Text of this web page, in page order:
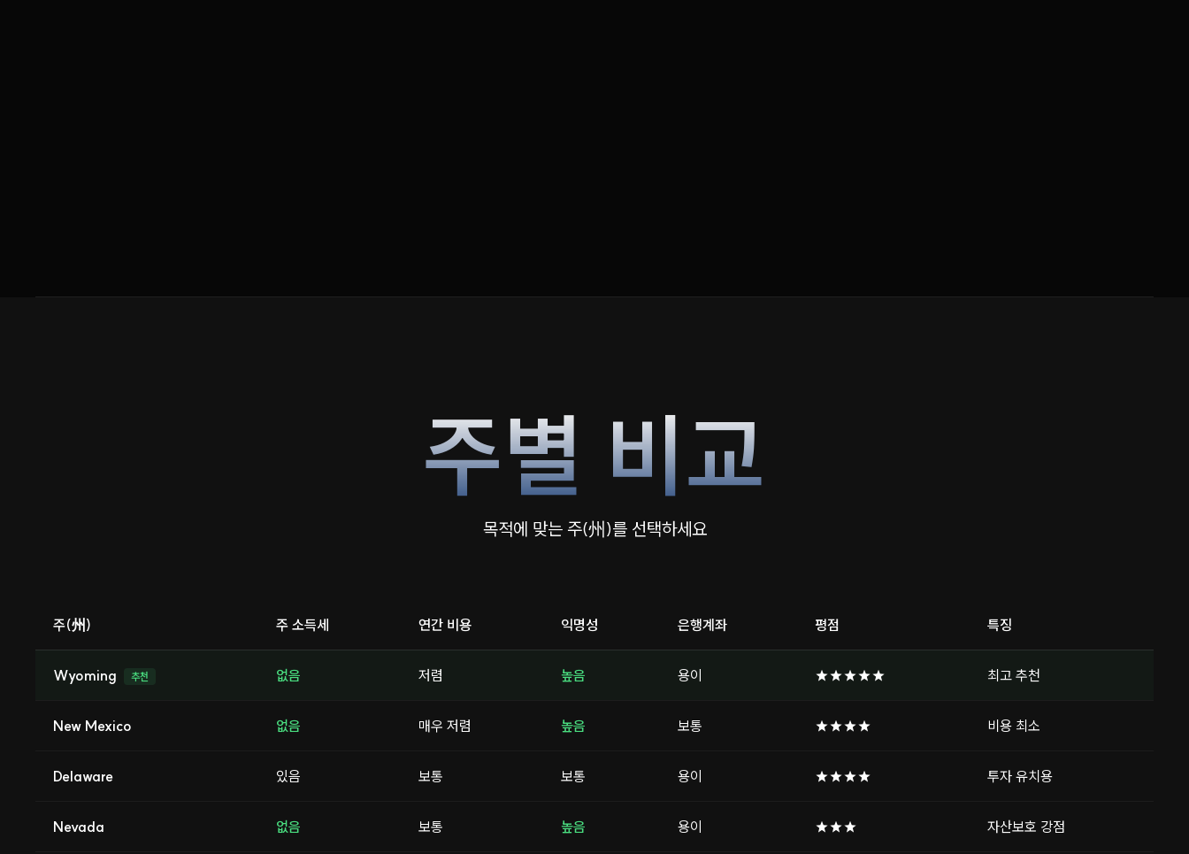
주별 비교
목적에 맞는 주(州)를 선택하세요
주(州) 주 소득세 연간 비용 익명성 은행계좌 평점 특징
Wyoming 추천 없음 저렴 높음 용이 ★★★★★ 최고 추천
New Mexico 없음 매우 저렴 높음 보통 ★★★★ 비용 최소
Delaware 있음 보통 보통 용이 ★★★★ 투자 유치용
Nevada 없음 보통 높음 용이 ★★★ 자산보호 강점